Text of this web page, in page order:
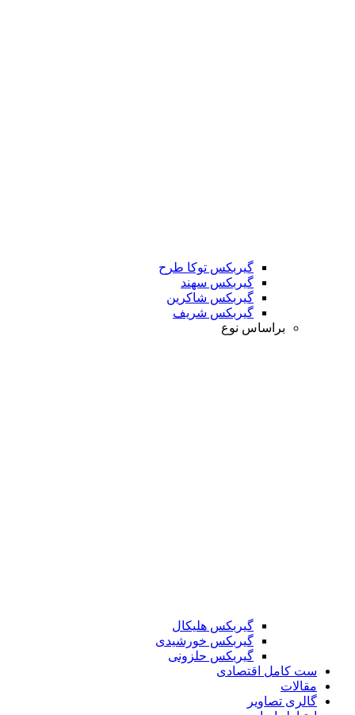
گیربکس توکا طرح
گیربکس سهند
گیربکس شاکرین
گیربکس شریف
براساس نوع
گیربکس هلیکال
گیربکس خورشیدی
گیربکس حلزونی
ست کامل اقتصادی
مقالات
گالری تصاویر